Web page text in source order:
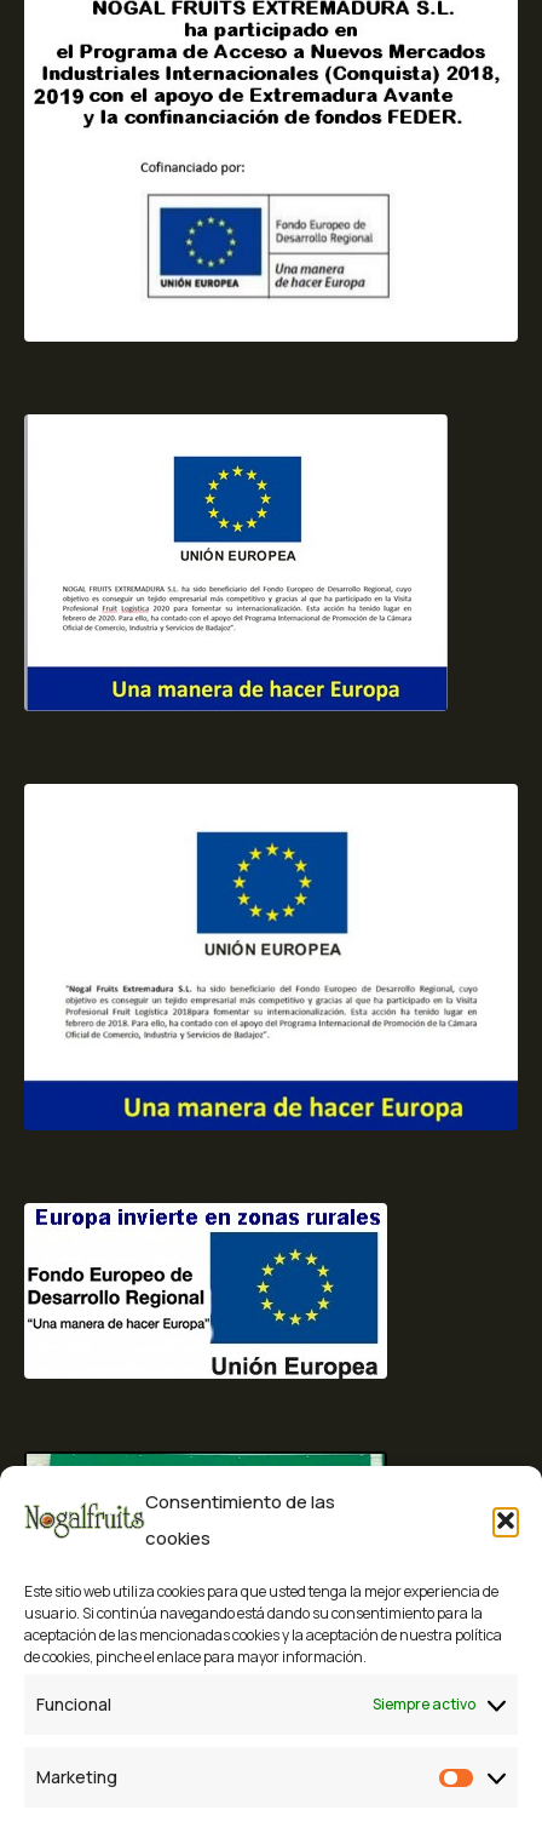
Consentimiento de las
cookies
Este sitio web utiliza cookies para que usted tenga la mejor experiencia de
usuario. Si continúa navegando está dando su consentimiento para la
aceptación de las mencionadas cookies y la aceptación de nuestra política
de cookies, pinche el enlace para mayor información.
Funcional Siempre activo
Marketing